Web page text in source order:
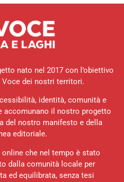
nato nel 2017 con l’obiettivo
Voce dei nostri territori.
identità, comunità e
accomunano il nostro progetto
del nostro manifesto e della
editoriale.
che nel tempo è stato
dalla comunità locale per
ed equilibrata, senza tesi